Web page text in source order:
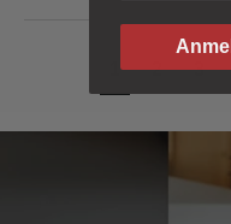
2 3
Die
erfolgt